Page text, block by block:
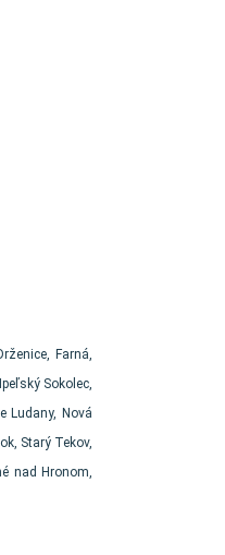
Farná,
Sokolec,
Ludany, Nová
Starý Tekov,
nad Hronom,